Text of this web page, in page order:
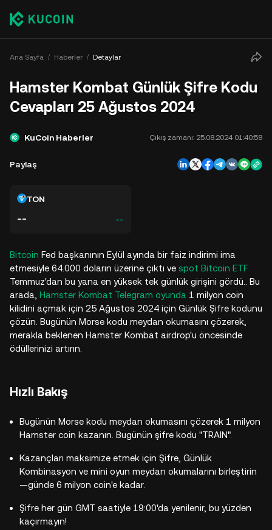
Ana Sayfa Haberler Detaylar
Hamster Kombat Günlük Şifre Kodu
Cevapları 25 Ağustos 2024
KuCoin Haberler Çıkış zamanı: 25.08.2024 01:40:58
Paylaş
TON
-- --
Bitcoin Fed başkanının Eylül ayında bir faiz indirimi ima
etmesiyle 64.000 doların üzerine çıktı ve spot Bitcoin ETF
Temmuz'dan bu yana en yüksek tek günlük girişini gördü.
. Bu
arada, Hamster Kombat Telegram oyunda 1 milyon coin
kilidini açmak için 25 Ağustos 2024 için Günlük Şifre kodunu
çözün. Bugünün Morse kodu meydan okumasını çözerek,
merakla beklenen Hamster Kombat airdrop'u öncesinde
ödüllerinizi artırın.
Hızlı Bakış
Bugünün Morse kodu meydan okumasını çözerek 1 milyon
Hamster coin kazanın. Bugünün şifre kodu "TRAIN".
Kazançları maksimize etmek için Şifre, Günlük
Kombinasyon ve mini oyun meydan okumalarını birleştirin
—günde 6 milyon coin'e kadar.
Şifre her gün GMT saatiyle 19:00'da yenilenir, bu yüzden
kaçırmayın!